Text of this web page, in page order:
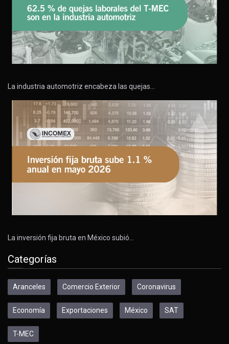
La industria automotriz encabeza las quejas…
La inversión fija bruta en México subió…
Categorías
Aranceles Comercio Exterior Coronavirus
Economía Exportaciones México SAT
T-MEC